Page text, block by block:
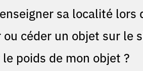
sa localité lors
céder un objet sur le
poids de mon objet ?